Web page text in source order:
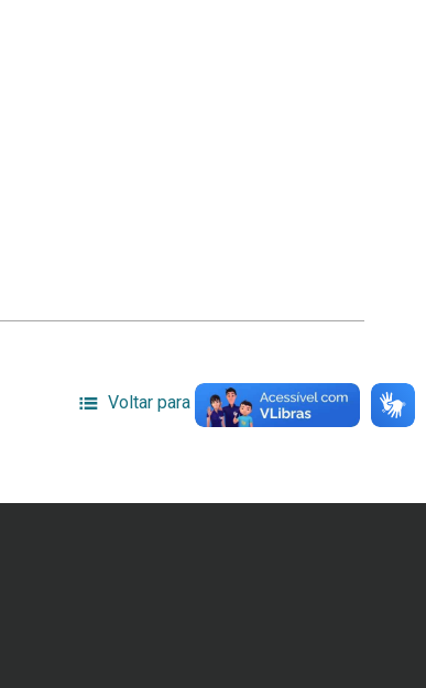
Voltar para a lista de itens